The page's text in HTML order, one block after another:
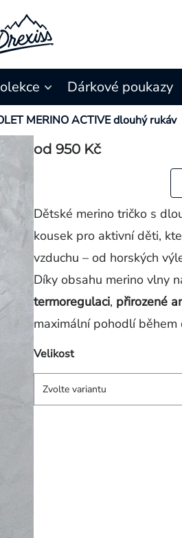
Dárkové poukazy
MERINO ACTIVE dlouhý rukáv
od950 Kč
Velikost
Dětské merino tričko s
kousek pro aktivní děti,
vzduchu – od horských
Díky obsahu merino vlny
termoregulaci, přirozené
maximální pohodlí během